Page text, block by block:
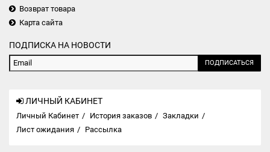
Возврат товара
Карта сайта
ПОДПИСКА НА НОВОСТИ
ПОДПИСАТЬСЯ
ЛИЧНЫЙ КАБИНЕТ
Личный Кабинет История заказов
Закладки
Лист ожидания
Рассылка